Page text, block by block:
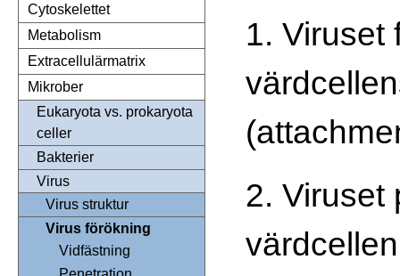
Cytoskelettet
Metabolism
Extracellulärmatrix
Mikrober
Eukaryota vs. prokaryota
celler
Bakterier
Virus
Virus struktur
Virus förökning
Vidfästning
1. Viruset
2. Viruset